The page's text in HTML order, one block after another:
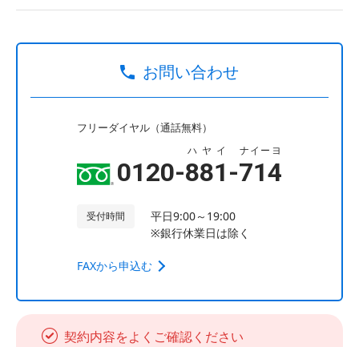
お問い合わせ
フリーダイヤル（通話無料）
0120-881
ハヤイ
-714
ナイーヨ
受付時間
平日9:00～19:00
※銀行休業日は除く
FAXから申込む
契約内容をよくご確認ください